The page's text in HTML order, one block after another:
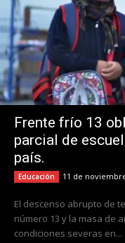
Frente frío 13
parcial de
país.
Educación 11 de
El descenso abrupto de
número 13 y la masa de
condiciones severas en...